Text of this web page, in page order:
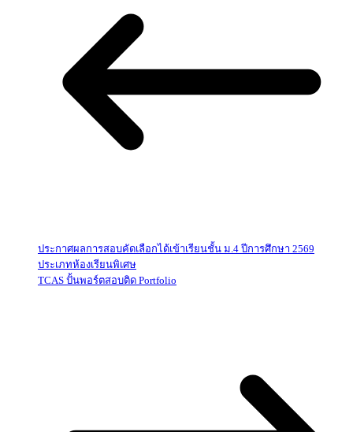
ประกาศผลการสอบคัดเลือกได้เข้าเรียนชั้น ม.4 ปีการศึกษา 2569
ประเภทห้องเรียนพิเศษ
TCAS ปั้นพอร์ตสอบติด Portfolio